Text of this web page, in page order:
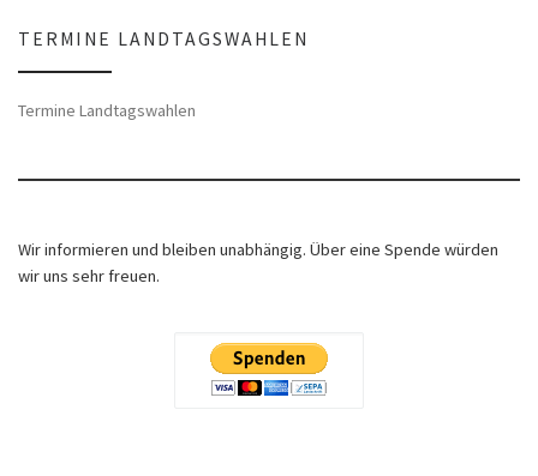
TERMINE LANDTAGSWAHLEN
Termine Landtagswahlen
Wir informieren und bleiben unabhängig. Über eine Spende würden
wir uns sehr freuen.